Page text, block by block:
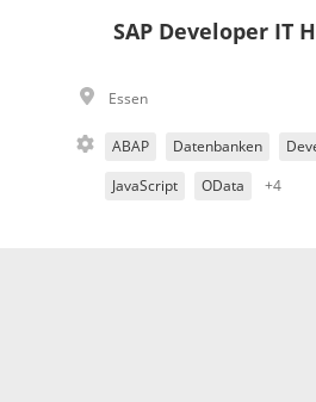
SAP Developer IT
Essen
ABAP Datenbanken
JavaScript OData +4